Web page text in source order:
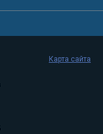
Карта сайта